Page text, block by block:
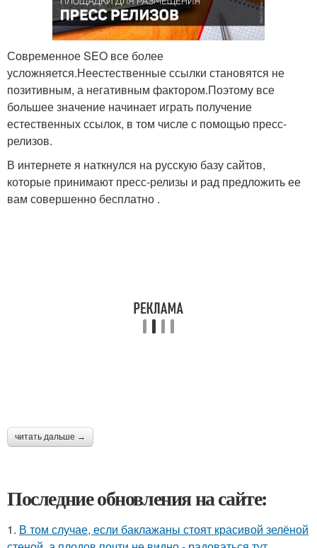
Современное SEO все более
усложняется.Неестественные ссылки становятся не
позитивным, а негативным фактором.Поэтому все
большее значение начинает играть получение
естественных ссылок, в том числе с помощью пресс-
релизов.
В интернете я наткнулся на русскую базу сайтов,
которые принимают пресс-релизы и рад предложить ее
вам совершенно бесплатно .
читать дальше →
Последние обновления на сайте:
1. В том случае, если баклажаны стоят красивой зелёной